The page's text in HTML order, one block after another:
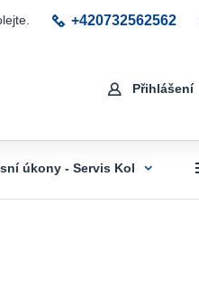
Přihlášení
+420732562562
úkony - Servis Kol